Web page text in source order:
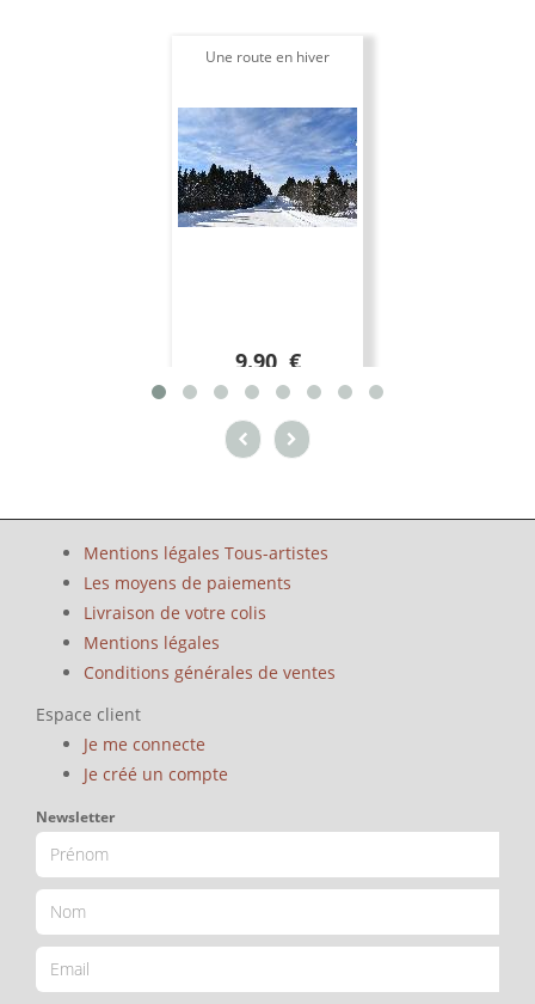
Une route en hiver
9.90 €
Mentions légales Tous-artistes
Les moyens de paiements
Livraison de votre colis
Mentions légales
Conditions générales de ventes
Espace client
Je me connecte
Je créé un compte
Newsletter